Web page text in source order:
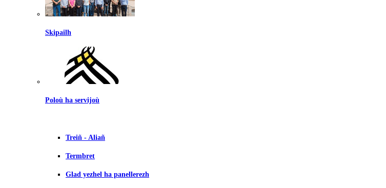
Skipailh
Poloù ha servijoù
Treiñ - Aliañ
Termbret
Glad yezhel ha panellerezh